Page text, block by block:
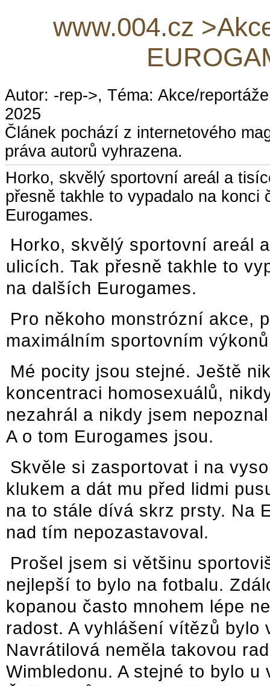
www.004.cz
Autor: -rep->, Téma: Akce/
2025
Článek pochází z internetového
práva autorů vyhrazena.
Horko, skvělý sportovní areál a
přesně takhle to vypadalo na konci
Eurogames.
Horko, skvělý sportovní areál
ulicích. Tak přesně takhle to
na dalších Eurogames.
Pro někoho monstrózní akce,
maximálním sportovním
Mé pocity jsou stejné. Ještě
koncentraci homosexuálů,
nezahrál a nikdy jsem
A o tom Eurogames jsou.
Skvěle si zasportovat i na
klukem a dát mu před lidmi
na to stále dívá skrz prsty. Na
nad tím nepozastavoval.
Prošel jsem si většinu
nejlepší to bylo na fotbalu.
kopanou často mnohem lépe
radost. A vyhlášení vítězů bylo
Navrátilová neměla takovou
Wimbledonu. A stejné to bylo